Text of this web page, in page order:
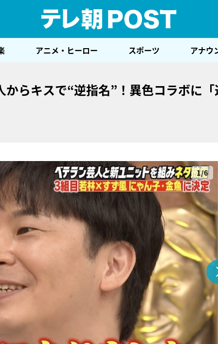
アニメ・ヒーロー スポーツ アナウ
らキスで“逆指名”！異色コラボに「
1/6
『アイ＝ラブ！げーみん
E齋藤樹愛羅＆佐々木舞
ビュー